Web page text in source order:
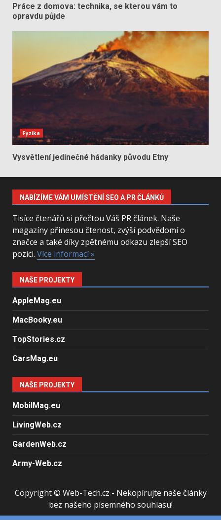
Práce z domova: technika, se kterou vám to
opravdu půjde
Fyzika
Vysvětlení jedinečné hádanky původu Etny
NABÍZÍME VÁM UMÍSTĚNÍ SEO A PR ČLÁNKŮ
Tisíce čtenářů si přečtou Váš PR článek. Naše
magazíny přinesou čtenost, zvýší podvědomí o
značce a také díky zpětnému odkazu zlepší SEO
pozici. Více informací »
NAŠE PROJEKTY
AppleMag.eu
MacBooky.eu
TopStories.cz
CarsMag.eu
NAŠE PROJEKTY
MobilMag.eu
LivingWeb.cz
GardenWeb.cz
Army-Web.cz
Copyright © Web-Tech.cz - Nekopírujte naše články
bez našeho písemného souhlasu!